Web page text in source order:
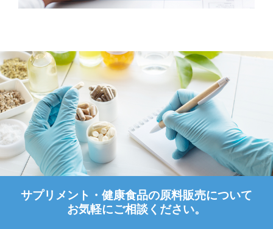
サプリメント・健康食品の原料販売について
お気軽にご相談ください。